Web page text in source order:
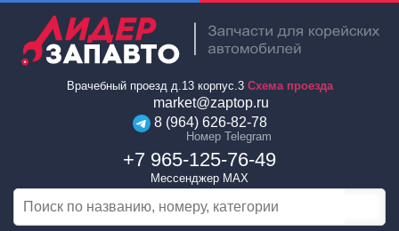
Врачебный проезд д.13 корпус.3 Схема проезда
market@zaptop.ru
8 (964) 626-82-78
Номер Telegram
+7 965-125-76-49
Мессенджер MAX